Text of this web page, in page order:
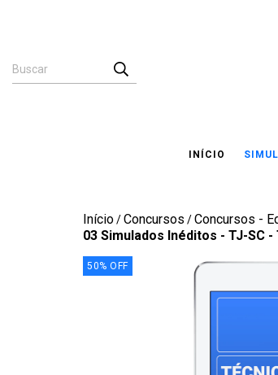
INÍCIO
Início/Concursos /Concursos -
03 Simulados Inéditos - TJ-SC
50% OFF